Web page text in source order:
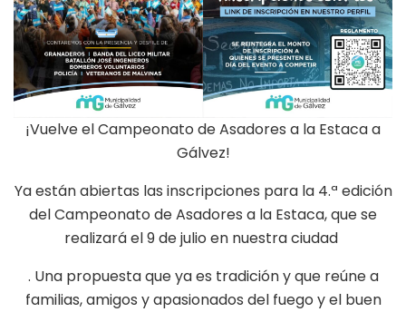
¡Vuelve el Campeonato de Asadores a la Estaca a
Gálvez!
Ya están abiertas las inscripciones para la 4.ª edición
del Campeonato de Asadores a la Estaca, que se
realizará el 9 de julio en nuestra ciudad
. Una propuesta que ya es tradición y que reúne a
familias, amigos y apasionados del fuego y el buen